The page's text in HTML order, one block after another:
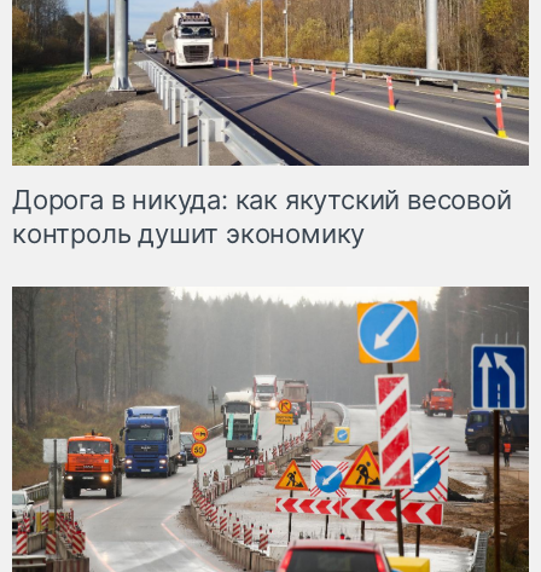
Дорога в никуда: как якутский весовой
контроль душит экономику